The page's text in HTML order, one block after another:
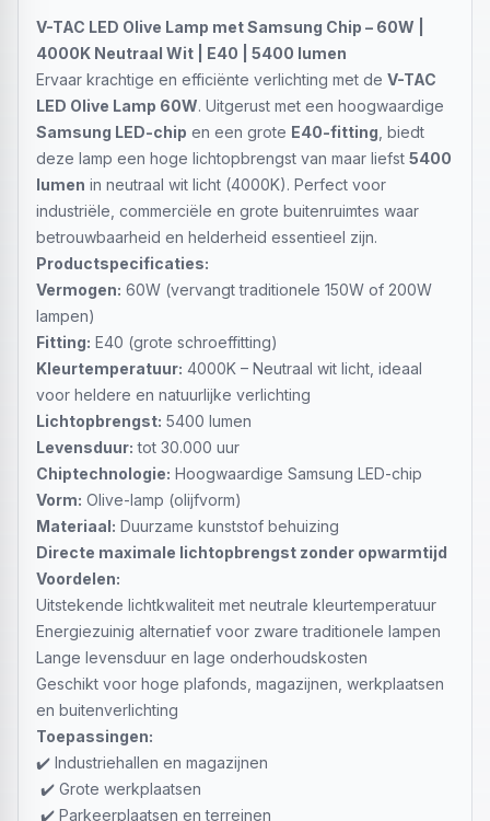
V-TAC LED Olive Lamp met Samsung Chip – 60W |
4000K Neutraal Wit | E40 | 5400 lumen
Ervaar krachtige en efficiënte verlichting met de V-TAC
LED Olive Lamp 60W. Uitgerust met een hoogwaardige
Samsung LED-chip en een grote E40-fitting , biedt
deze lamp een hoge lichtopbrengst van maar liefst 5400
lumen in neutraal wit licht (4000K). Perfect voor
industriële, commerciële en grote buitenruimtes waar
betrouwbaarheid en helderheid essentieel zijn.
Productspecificaties:
Vermogen: 60W (vervangt traditionele 150W of 200W
lampen)
Fitting: E40 (grote schroeffitting)
Kleurtemperatuur: 4000K – Neutraal wit licht, ideaal
voor heldere en natuurlijke verlichting
Lichtopbrengst: 5400 lumen
Levensduur: tot 30.000 uur
Chiptechnologie: Hoogwaardige Samsung LED-chip
Vorm: Olive-lamp (olijfvorm)
Materiaal: Duurzame kunststof behuizing
Directe maximale lichtopbrengst zonder opwarmtijd
Voordelen:
Uitstekende lichtkwaliteit met neutrale kleurtemperatuur
Energiezuinig alternatief voor zware traditionele lampen
Lange levensduur en lage onderhoudskosten
Geschikt voor hoge plafonds, magazijnen, werkplaatsen
en buitenverlichting
Toepassingen:
✔️ Industriehallen en magazijnen
✔️ Grote werkplaatsen
✔️ Parkeerplaatsen en terreinen